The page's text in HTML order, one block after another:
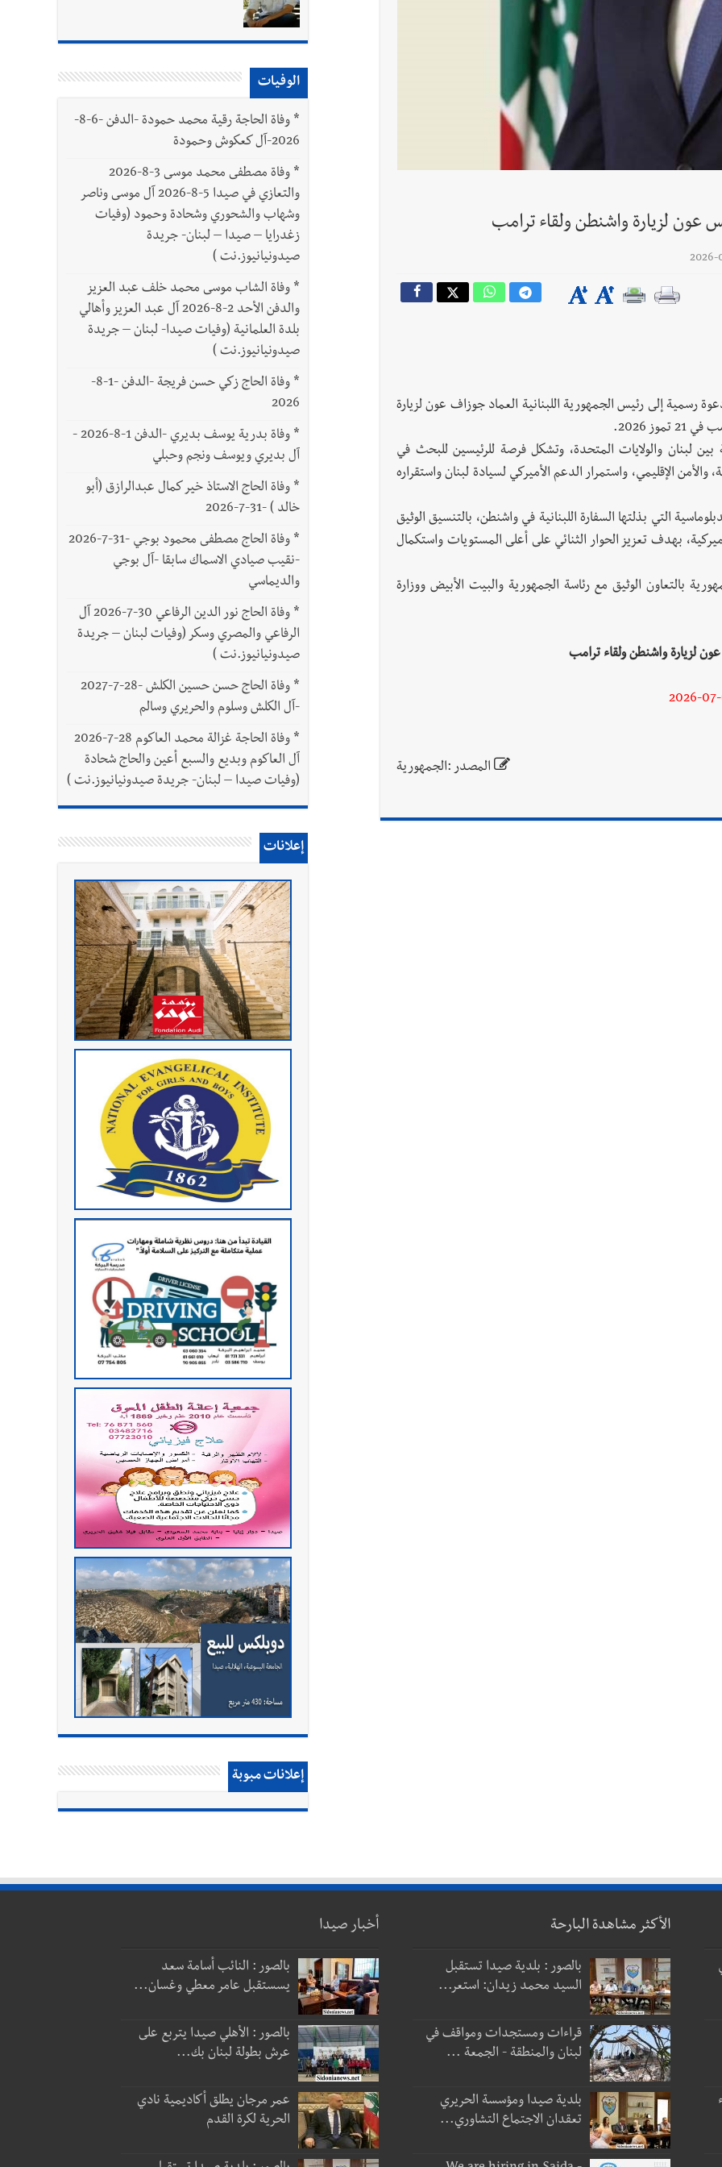
8-8-2026
عون لزيارة واشنطن ولقاء ترامب
رسمية إلى رئيس الجمهورية اللبنانية العماد جوزاف عون لزيارة
2026.
لبنان والولايات المتحدة، وتشكل فرصة للرئيسين للبحث في
الإقليمي، واستمرار الدعم الأميركي لسيادة لبنان واستقراره
التي بذلتها السفارة اللبنانية في واشنطن، بالتنسيق الوثيق
بهدف تعزيز الحوار الثنائي على أعلى المستويات واستكمال
بالتعاون الوثيق مع رئاسة الجمهورية والبيت الأبيض ووزارة
لزيارة واشنطن ولقاء ترامب
2026-
المصدر :الجمهورية
الوفيات
*
وفاة الحاجة رقية محمد حمودة -الدفن -6-8-
2026-آل كعكوش وحمودة
*
وفاة مصطفى محمد موسى 3-8-2026
والتعازي في صيدا 5-8-2026 آل موسى وناصر
وشهاب والشحوري وشحادة وحمود (وفيات
زغدرايا – صيدا – لبنان- جريدة
صيدونيانيوز.نت )
* وفاة الشاب موسى محمد خلف عبد العزيز
والدفن الأحد 2-8-2026 آل عبد العزيز وأهالي
بلدة العلمانية (وفيات صيدا- لبنان – جريدة
صيدونيانيوز.نت )
*
وفاة الحاج زكي حسن فريجة -الدفن -1-8-
2026
*
وفاة بدرية يوسف بديري -الدفن 1-8-2026 -
آل بديري ويوسف ونجم وحبلي
* وفاة الحاج الاستاذ خير كمال عبدالرازق (أبو
خالد ) -31-7-2026
*
وفاة الحاج مصطفى محمود بوجي -31-7-2026
-نقيب صيادي الاسماك سابقا -آل بوجي
والديماسي
*
وفاة الحاج نور الدين الرفاعي 30-7-2026 آل
الرفاعي والمصري وسكر (وفيات لبنان – جريدة
صيدونيانيوز.نت )
*
وفاة الحاج حسن حسين الكلش -28-7-2027
-آل الكلش وسلوم والحريري وسالم
*
وفاة الحاجة غزالة محمد العاكوم 28-7-2026
آل العاكوم وبديع والسبع أعين والحاج شحادة
(وفيات صيدا – لبنان- جريدة صيدونيانيوز.نت )
إعلانات
إعلانات مبوبة
الأكثر مشاهدة البارحة
بالصور : بلدية صيدا تستقبل
السيد محمد زيدان: استعر...
قراءات ومستجدات ومواقف في
لبنان والمنطقة - الجمعة ...
بلدية صيدا ومؤسسة الحريري
تعقدان الاجتماع التشاوري...
أخبار صيدا
بالصور : النائب أسامة سعد
يسستقبل عامر معطي وغسان...
بالصور : الأهلي صيدا يتربع على
عرش بطولة لبنان بك...
عمر مرجان يطلق أكاديمية نادي
الحرية لكرة القدم